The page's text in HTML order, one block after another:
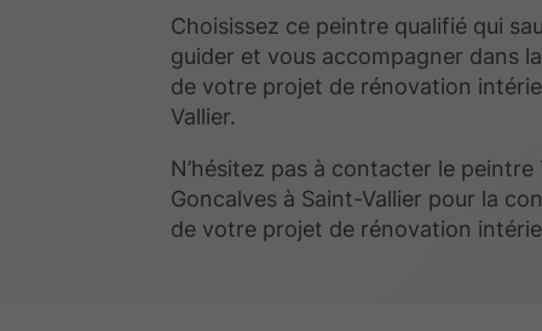
Choisissez ce peintre qualifié qui
guider et vous accompagner dans
de votre projet de rénovation
Vallier.
N’hésitez pas à contacter le peintre
Goncalves à Saint-Vallier pour la
de votre projet de rénovation